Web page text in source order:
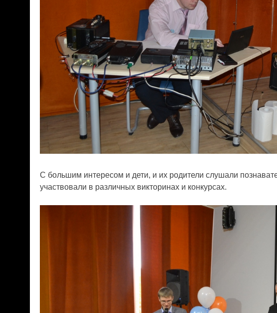
С большим интересом и дети, и их родители слушали
участвовали в различных викторинах и конкурсах.